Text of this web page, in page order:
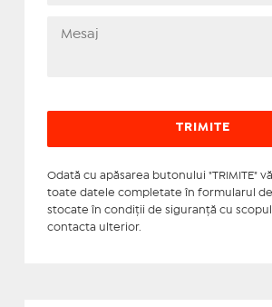
Odată cu apăsarea butonului "TRIMITE"
toate datele completate în formularul de
stocate în condiţii de siguranţă cu scopul
contacta ulterior.